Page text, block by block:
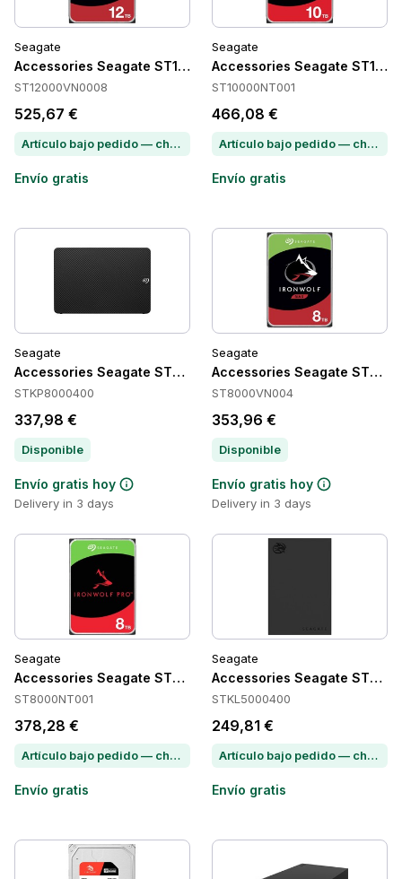
Seagate
Accessories Seagate ST12000VN0008
ST12000VN0008
525,67 €
Artículo bajo pedido — chatea para conocer el plazo de entrega
Envío gratis
Seagate
Accessories Seagate
ST10000NT001
466,08 €
Artículo bajo pedido — chatea para conocer el plazo de entrega
Envío gratis
Seagate
Accessories Seagate STKP8000400
STKP8000400
337,98 €
Disponible
Envío gratis hoy
Delivery in 3 days
Seagate
Accessories Seagate
ST8000VN004
353,96 €
Disponible
Envío gratis hoy
Delivery in 3 days
Seagate
Accessories Seagate ST8000NT001
ST8000NT001
378,28 €
Artículo bajo pedido — chatea para conocer el plazo de entrega
Envío gratis
Seagate
Accessories Seagate
STKL5000400
249,81 €
Artículo bajo pedido — chatea para conocer el plazo de entrega
Envío gratis